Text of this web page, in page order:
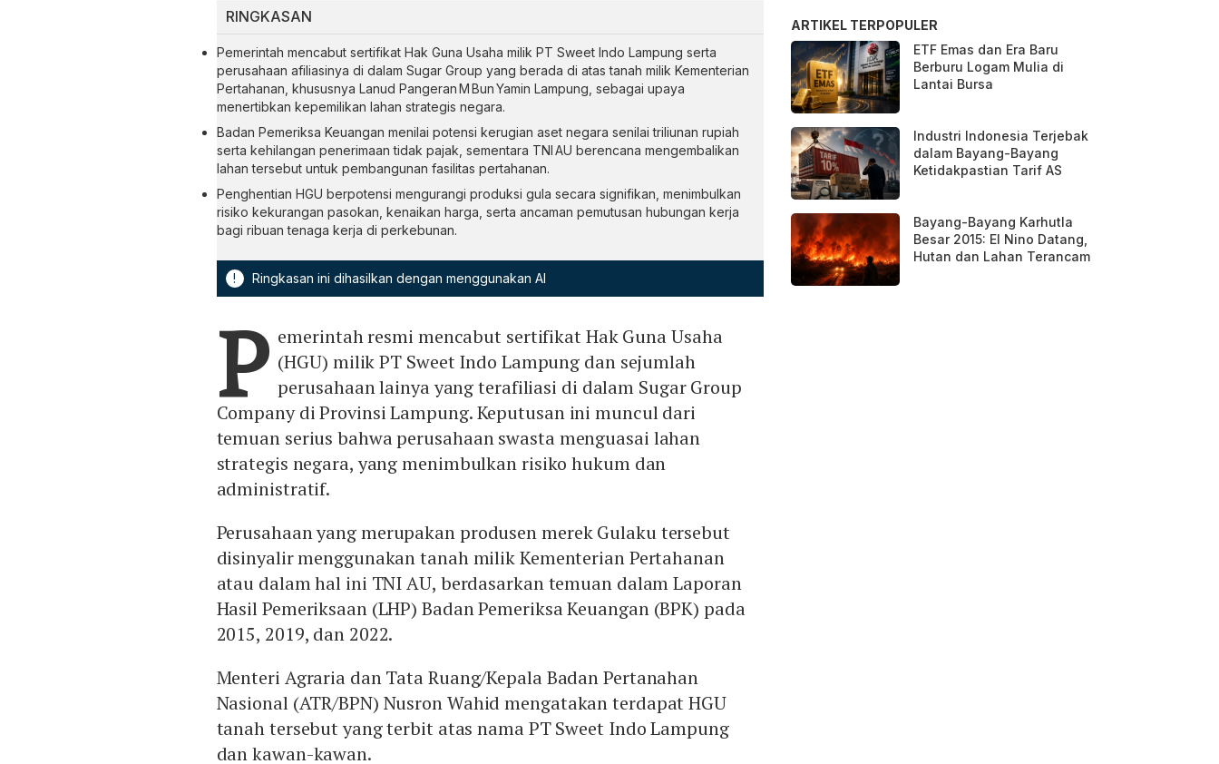
RINGKASAN
Pemerintah mencabut sertifikat Hak Guna Usaha milik PT Sweet Indo Lampung serta
perusahaan afiliasinya di dalam Sugar Group yang berada di atas tanah milik Kementerian
Pertahanan, khususnya Lanud Pangeran M Bun Yamin Lampung, sebagai upaya
menertibkan kepemilikan lahan strategis negara.
Badan Pemeriksa Keuangan menilai potensi kerugian aset negara senilai triliunan rupiah
serta kehilangan penerimaan tidak pajak, sementara TNI AU berencana mengembalikan
lahan tersebut untuk pembangunan fasilitas pertahanan.
Penghentian HGU berpotensi mengurangi produksi gula secara signifikan, menimbulkan
risiko kekurangan pasokan, kenaikan harga, serta ancaman pemutusan hubungan kerja
bagi ribuan tenaga kerja di perkebunan.
! Ringkasan ini dihasilkan dengan menggunakan AI
P emerintah resmi mencabut sertifikat Hak Guna Usaha
(HGU) milik PT Sweet Indo Lampung dan sejumlah
perusahaan lainya yang terafiliasi di dalam Sugar Group
Company di Provinsi Lampung. Keputusan ini muncul dari
temuan serius bahwa perusahaan swasta menguasai lahan
strategis negara, yang menimbulkan risiko hukum dan
administratif.
Perusahaan yang merupakan produsen merek Gulaku tersebut
disinyalir menggunakan tanah milik Kementerian Pertahanan
atau dalam hal ini TNI AU, berdasarkan temuan dalam Laporan
Hasil Pemeriksaan (LHP) Badan Pemeriksa Keuangan (BPK) pada
2015, 2019, dan 2022.
Menteri Agraria dan Tata Ruang/Kepala Badan Pertanahan
Nasional (ATR/BPN) Nusron Wahid mengatakan terdapat HGU
tanah tersebut yang terbit atas nama PT Sweet Indo Lampung
dan kawan-kawan.
ARTIKEL TERPOPULER
ETF Emas dan Era Baru
Berburu Logam Mulia di
Lantai Bursa
Industri Indonesia Terjebak
dalam Bayang-Bayang
Ketidakpastian Tarif AS
Bayang-Bayang Karhutla
Besar 2015: El Nino Datang,
Hutan dan Lahan Terancam